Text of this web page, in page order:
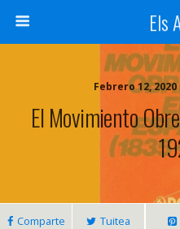
Els
Febrero 12,
El Movimiento
Comparte Tuitea